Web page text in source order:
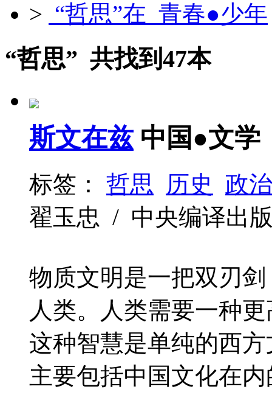
> “哲思”在 青春●少年
“哲思” 共找到47本
斯文在兹 中国●文学
标签： 哲思 历史
政
翟玉忠 / 中央编译出
物质文明是一把双刃
人类。人类需要一种
这种智慧是单纯的西
主要包括中国文化在